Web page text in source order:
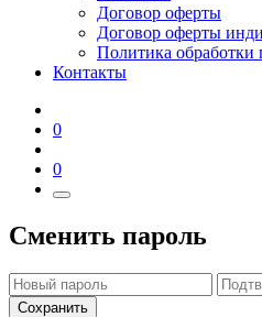
Договор оферты
Договор оферты
Политика
Контакты
0
0
Сменить пароль
Сохранить